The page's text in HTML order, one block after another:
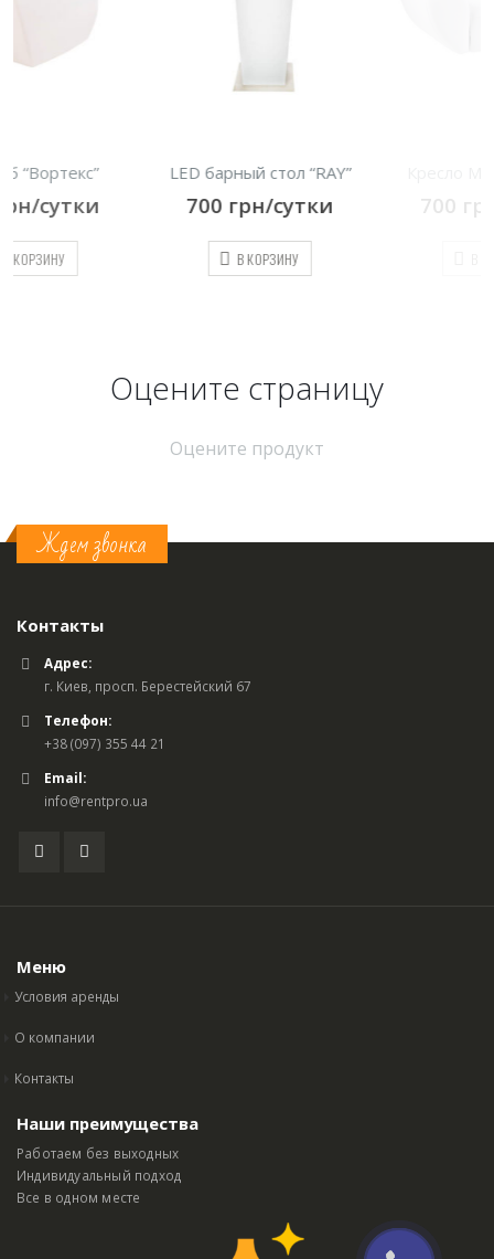
LED барный стол “RAY”
700 грн/сутки
Кресло Магнат, белое
700 грн/сутки
Оцените страницу
Оцените продукт
Ждем звонка
Контакты
Адрес:
г. Киев, просп. Берестейский 67
Телефон:
+38 (097) 355 44 21
Email:
info@rentpro.ua
Меню
Условия аренды
О компании
Контакты
Наши преимущества
Работаем без выходных
Индивидуальный подход
Все в одном месте